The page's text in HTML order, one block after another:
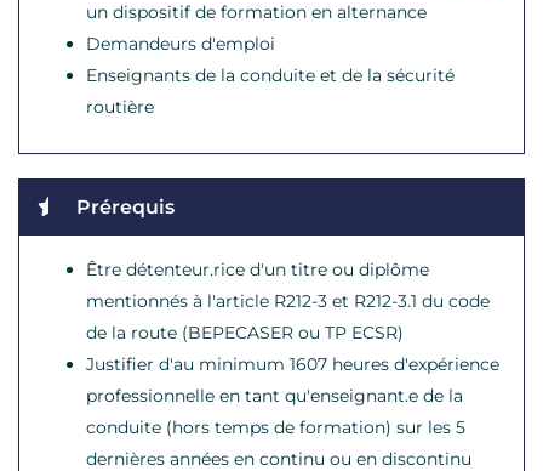
un dispositif de formation en alternance
Demandeurs d'emploi
Enseignants de la conduite et de la sécurité
routière
Prérequis
Être détenteur.rice d'un titre ou diplôme
mentionnés à l'article R212-3 et R212-3.1 du code
de la route (BEPECASER ou TP ECSR)
Justifier d'au minimum 1607 heures d'expérience
professionnelle en tant qu'enseignant.e de la
conduite (hors temps de formation) sur les 5
dernières années en continu ou en discontinu